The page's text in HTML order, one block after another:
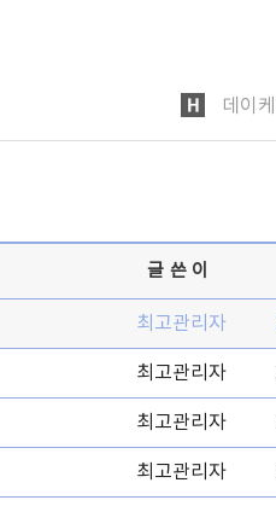
HOME
데이
글쓴이
최고관리자
최고관리자
최고관리자
최고관리자